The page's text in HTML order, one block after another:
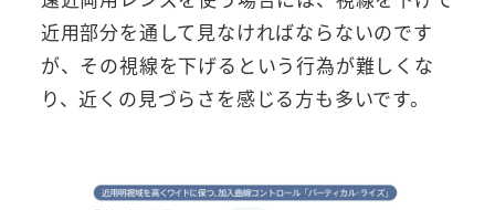
近用部分を通して見なければならないのです
が、その視線を下げるという行為が難しくな
り、近くの見づらさを感じる方も多いです。